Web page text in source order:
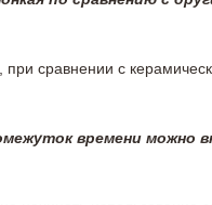
при сравнении с
времени можно